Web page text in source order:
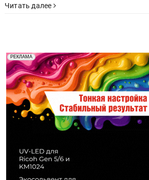
Читать далее
РЕКЛАМА
Реклама. Рекламодатель ООО "Передовые Системы
Печати" erid: 2SDnjd2d4Qz